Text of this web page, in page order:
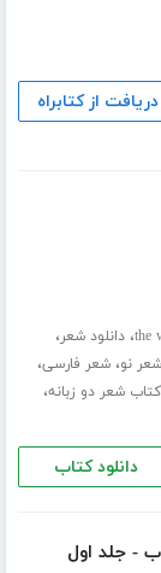
دریافت از کتابراه
،دانلود شعر،
شعر نو،شعر فارسی،
کتاب شعر دو زبانه،
دانلود کتاب
- جلد اول